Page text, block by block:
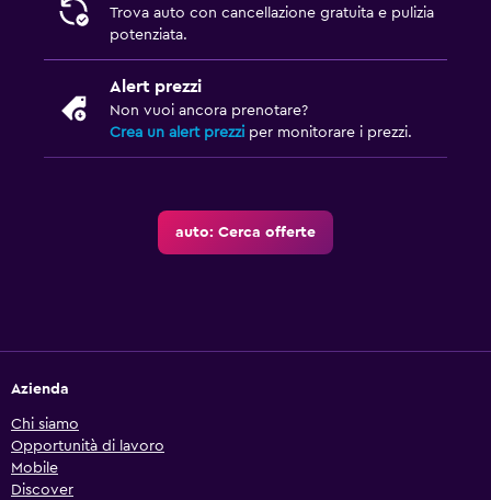
Trova auto con cancellazione gratuita e pulizia
potenziata.
Alert prezzi
Non vuoi ancora prenotare?
Crea un alert prezzi per monitorare i prezzi.
auto: Cerca offerte
Azienda
Chi siamo
Opportunità di lavoro
Mobile
Discover